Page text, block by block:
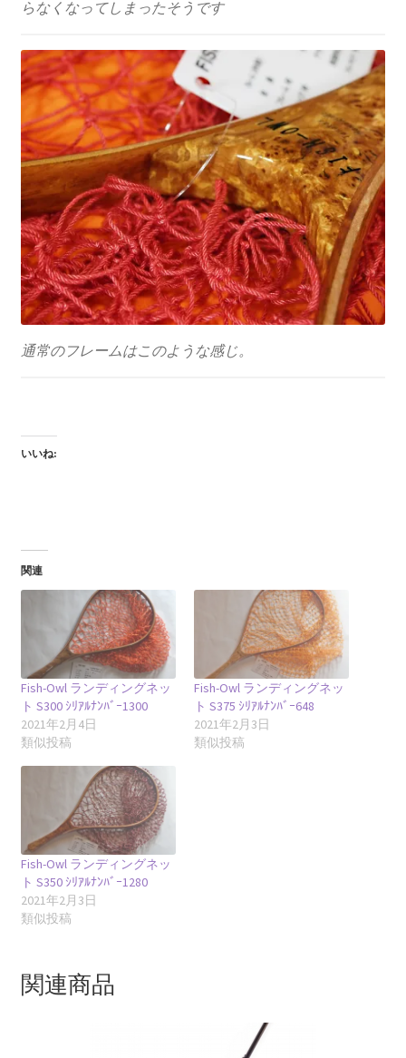
らなくなってしまったそうです
通常のフレームはこのような感じ。
いいね:
関連
Fish-Owl ランディングネッ
ト S300 ｼﾘｱﾙﾅﾝﾊﾞｰ1300
2021年2月4日
類似投稿
Fish-Owl ランディングネッ
ト S375 ｼﾘｱﾙﾅﾝﾊﾞｰ648
2021年2月3日
類似投稿
Fish-Owl ランディングネッ
ト S350 ｼﾘｱﾙﾅﾝﾊﾞｰ1280
2021年2月3日
類似投稿
関連商品